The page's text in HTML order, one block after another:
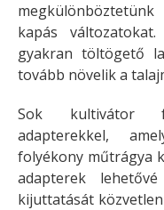
kapás
gyakran töltögető
tovább növelik a
Sok kultivátor
adapterekkel,
folyékony műtrágya
adapterek
kijuttatását